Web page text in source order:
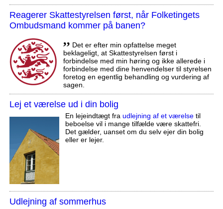
Reagerer Skattestyrelsen først, når Folketingets
Ombudsmand kommer på banen?
,, Det er efter min opfattelse meget
beklageligt, at Skattestyrelsen først i
forbindelse med min høring og ikke allerede i
forbindelse med dine henvendelser til styrelsen
foretog en egentlig behandling og vurdering af
sagen.
Lej et værelse ud i din bolig
En lejeindtægt fra udlejning af et værelsetil
beboelse vil i mange tilfælde være skattefri.
Det gælder, uanset om du selv ejer din bolig
eller er lejer.
Udlejning af sommerhus